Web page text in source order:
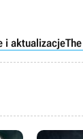
i aktualizacje